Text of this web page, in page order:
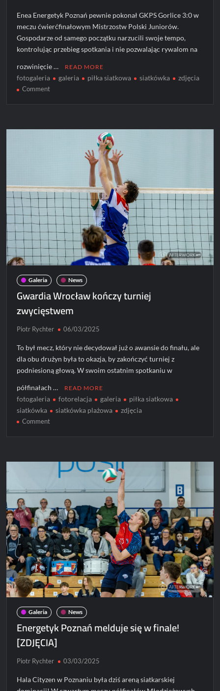
Enea Energetyk Poznań pewnie pokonał GKPS Gorlice 3:0 w
meczu ćwierćfinałowym Mistrzostw Polski Juniorów.
Gospodarze od samego początku narzucili swoje tempo,
kontrolując przebieg spotkania i nie pozwalając rywalom na
rozwinięcie … READ MORE
fotogaleria galeria piłka siatkowa siatkówka zdjęcia
Commenton
szans
Energetykiem
[ZDJĘCIA]
Galeria News
Gwardia Wrocław kończy turniej
zwycięstwem
Piotr Rychter 06/03/2025
To był mecz, który nie decydował już o awansie do finału, ale
dla obu drużyn była to okazja, by zakończyć turniej z
podniesioną głową. W swoim ostatnim spotkaniu w
półfinałach … READ MORE
fotogaleria fotorelacja galeria
piłka siatkowa
siatkówka
siatkówka plażowa zdjęcia
Commenton
turniej
Galeria News
Energetyk Poznań melduje się w finale!
[ZDJĘCIA]
Piotr Rychter 03/03/2025
Hala Cityzen w Poznaniu była dziś areną siatkarskiej